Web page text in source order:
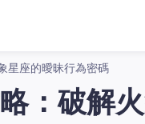
星座的曖昧行為密碼
：破解